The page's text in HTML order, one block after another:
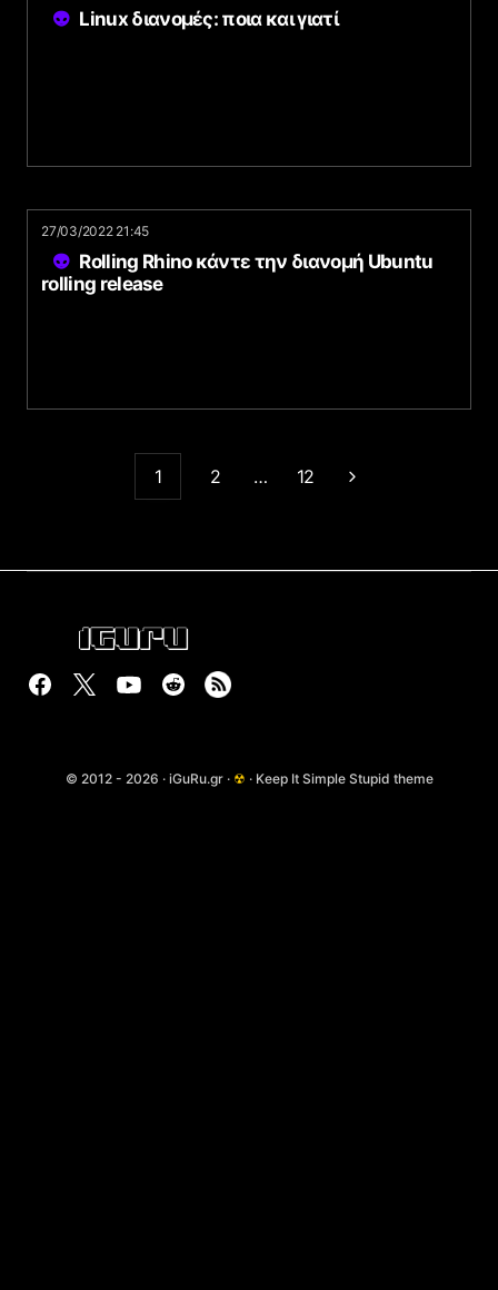
Linux διανομές: ποια και γιατί
27/03/2022 21:45
Rolling Rhino κάντε την διανομή Ubuntu
rolling release
1 2 … 12
© 2012 - 2026 · iGuRu.gr · ☢ · Keep It Simple Stupid theme